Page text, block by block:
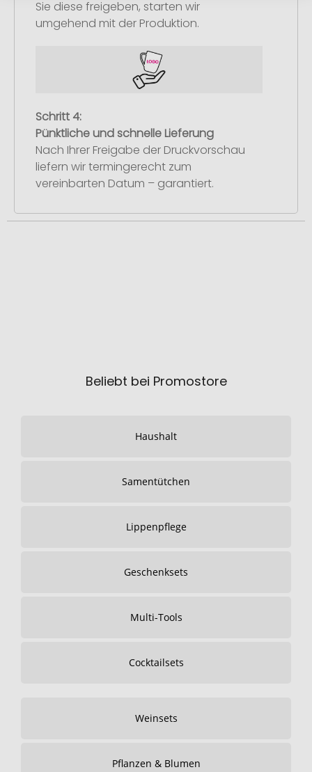
Sie diese freigeben, starten wir
umgehend mit der Produktion.
Schritt 4:
Pünktliche und schnelle Lieferung
Nach Ihrer Freigabe der Druckvorschau
liefern wir termingerecht zum
vereinbarten Datum – garantiert.
Beliebt bei Promostore
Haushalt
Samentütchen
Lippenpflege
Geschenksets
Multi-Tools
Cocktailsets
Weinsets
Pflanzen & Blumen